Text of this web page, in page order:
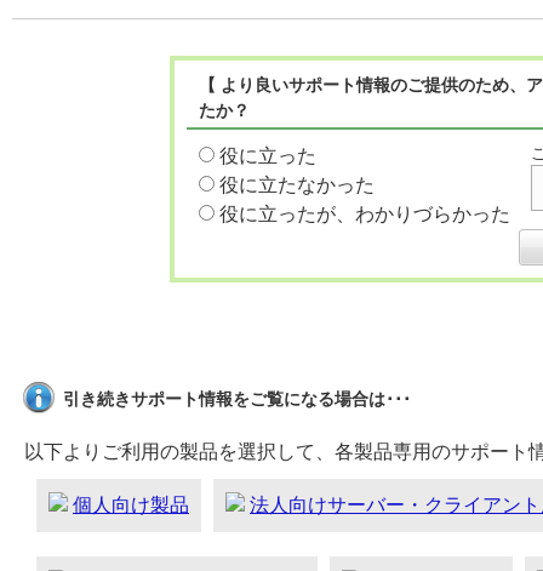
【 より良いサポート情報のご提供のため
たか？
役に立った
役に立たなかった
役に立ったが、わかりづらかった
引き続きサポート情報をご覧になる場合は･･･
以下よりご利用の製品を選択して、各製品専用のサポート
個人向け製品 法人向けサーバー・クライアン